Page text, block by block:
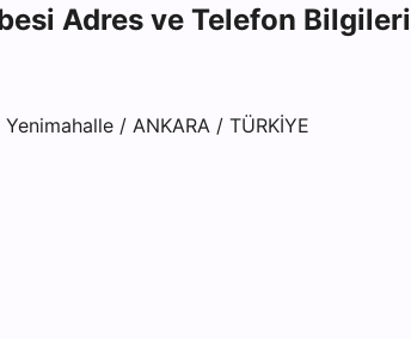
Adres ve Telefon Bilgileri
/ ANKARA / TÜRKİYE